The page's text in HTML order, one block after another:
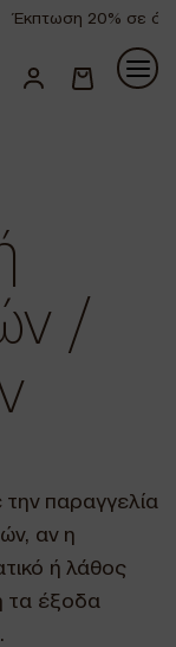
Έκπτωση 20% σε όλα
/
παραγγελία
αν η
ή λάθος
τα έξοδα